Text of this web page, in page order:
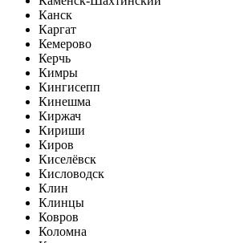
Канск
Каргат
Кемерово
Керчь
Кимры
Кингисепп
Кинешма
Киржач
Кириши
Киров
Киселёвск
Кисловодск
Клин
Клинцы
Ковров
Коломна